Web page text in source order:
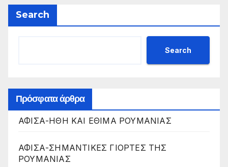
Search
Search
Πρόσφατα άρθρα
ΑΦΙΣΑ-ΗΘΗ ΚΑΙ ΕΘΙΜΑ ΡΟΥΜΑΝΙΑΣ
ΑΦΙΣΑ-ΣΗΜΑΝΤΙΚΕΣ ΓΙΟΡΤΕΣ ΤΗΣ
ΡΟΥΜΑΝΙΑΣ